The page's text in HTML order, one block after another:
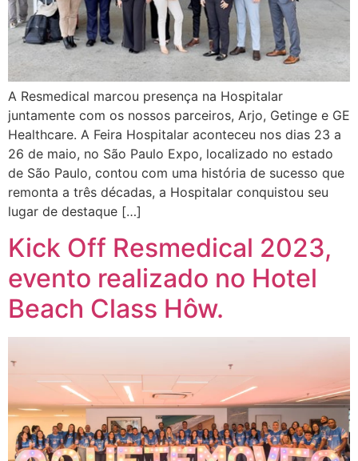
A Resmedical marcou presença na Hospitalar
juntamente com os nossos parceiros, Arjo, Getinge e GE
Healthcare. A Feira Hospitalar aconteceu nos dias 23 a
26 de maio, no São Paulo Expo, localizado no estado
de São Paulo, contou com uma história de sucesso que
remonta a três décadas, a Hospitalar conquistou seu
lugar de destaque […]
Kick Off Resmedical 2023,
evento realizado no Hotel
Beach Class Hôw.